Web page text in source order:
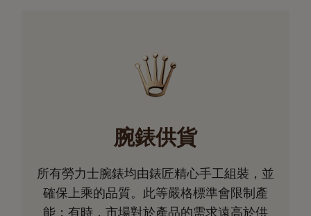
腕錶供貨
所有勞力士腕錶均由錶匠精心手工組裝，並
確保上乘的品質。此等嚴格標準會限制產
能；有時，市場對於產品的需求遠高於供